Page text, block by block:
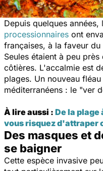
Depuis quelques années,
processionnaires ont
françaises, à la faveur
Seules étaient à peu
côtières. L'accalmie est
plages. Un nouveau
méditerranéens : le "ver
À lire aussi : De la plage
vous risquez d'attraper
Des masques et
se baigner
Cette espèce invasive